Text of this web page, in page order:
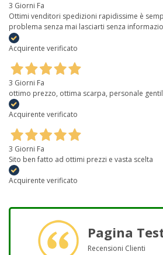
3 Giorni Fa
Ottimi venditori spedizioni rapidissime è
problema senza mai lasciarti senza
Acquirente verificato
3 Giorni Fa
ottimo prezzo, ottima scarpa, personale
Acquirente verificato
3 Giorni Fa
Sito ben fatto ad ottimi prezzi e vasta scelta
Acquirente verificato
Pagina
Recensioni Clienti